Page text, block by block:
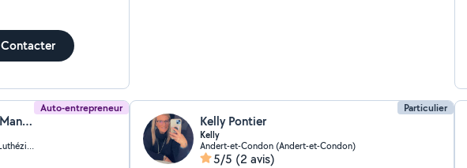
Contacter
Auto-entrepreneur
Dzemila Manuopuava (Manuopuava Dzemila)
Valromey-sur-Séran (Belmont-Luthézieu)
Particulier
Kelly Pontier
Kelly
Andert-et-Condon (Andert-et-Condon)
5/5 (2 avis)